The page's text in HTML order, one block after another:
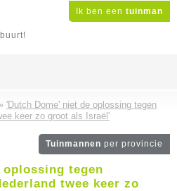
Ik ben een tuinman
» 'Dutch Dome' niet de oplossing tegen
keer zo groot als Israël'
Tuinmannen per provincie
tegen
twee keer zo